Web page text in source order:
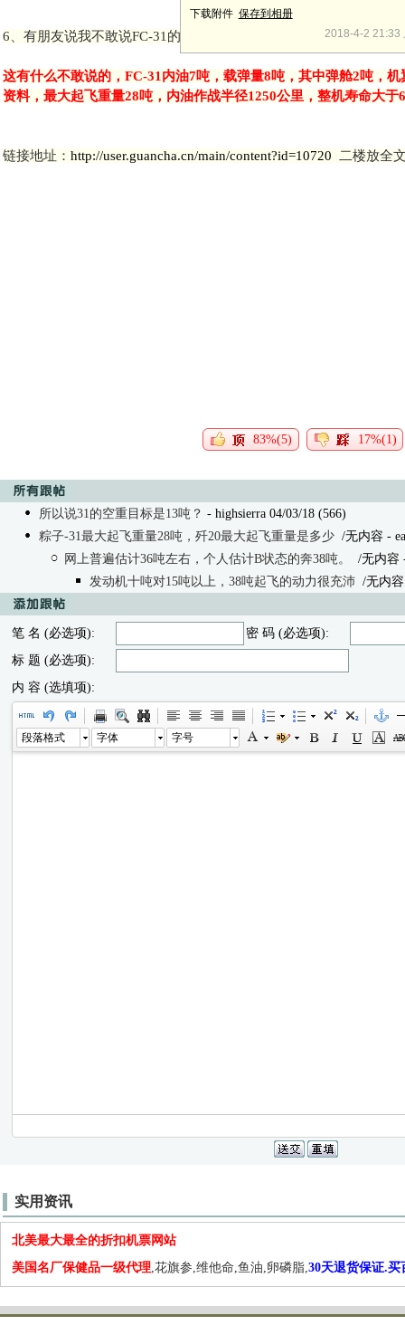
下载附件 保存到相册
2018-4-2 21:33
6、有朋友说我不敢说FC-31的内油和载弹量
这有什么不敢说的，FC-31内油7吨，载弹量8吨，其中弹舱2吨，
资料，最大起飞重量28吨，内油作战半径1250公里，整机寿命大于
链接地址： http://user.guancha.cn/main/content?id=10720 二楼放全
83%(5) 17%(1)
所以说31的空重目标是13吨？ - highsierra 04/03/18 (566)
粽子-31最大起飞重量28吨，歼20最大起飞重量是多少 /无内容 -
网上普遍估计36吨左右，个人估计B状态的奔38吨。
/无内容
发动机十吨对15吨以上，38吨起飞的动力很充沛 /无内容
笔 名 (必选项):
密 码 (必选项):
标 题 (必选项):
内 容 (选填项):
段落格式 字体 字号
实用资讯
北美最大最全的折扣机票网站
美国名厂保健品一级代理,花旗参,维他命,鱼油,卵磷脂,30天退货保证.买